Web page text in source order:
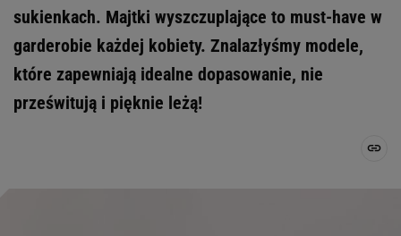
sukienkach. Majtki wyszczuplające to must-have w
garderobie każdej kobiety. Znalazłyśmy modele,
które zapewniają idealne dopasowanie, nie
prześwitują i pięknie leżą!